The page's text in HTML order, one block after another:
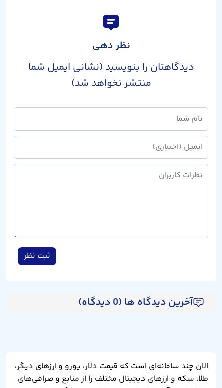
نظر دهی
دیدگاهتان را بنویسید (نشانی ایمیل شما
منتشر نخواهد شد)
ثبت نظر
آخرین دیدگاه ها (0 دیدگاه)
الان چند سامانه‌ای است که قیمت دلار، یورو و ارزهای دیگر،
طلا، سکه و ارزهای دیجیتال مختلف را از منابع و صرافی‌های